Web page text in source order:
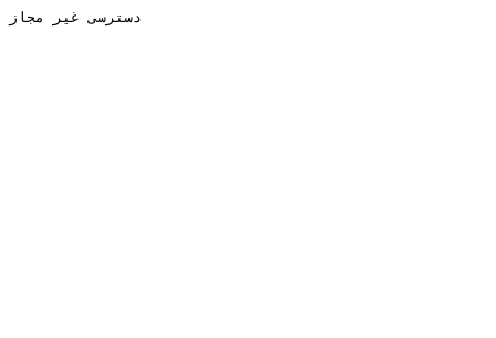
دسترسی غیر مجاز